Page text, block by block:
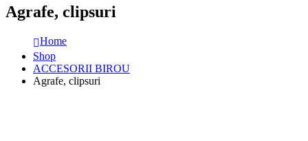
Agrafe, clipsuri
Home
Shop
ACCESORII BIROU
Agrafe, clipsuri